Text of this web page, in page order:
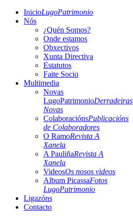
InicioLugoPatrimonio
Nós
¿Quén Somos?
Onde estamos
Obxectivos
Xunta Directiva
Estatutos
Faite Socio
Multimedia
Novas
LugoPatrimonioDerradeiras
Novas
ColaboraciónsPublicacións
de Colaboradores
O RamoRevista A
Xanela
A PauliñaRevista A
Xanela
VideosOs nosos videos
Album PicassaFotos
LugoPatrimonio
Ligazóns
Contacto